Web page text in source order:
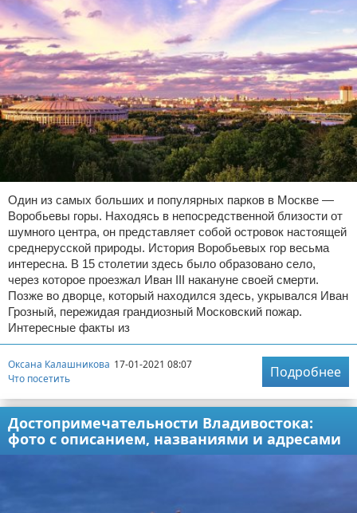
Один из самых больших и популярных парков в Москве —
Воробьевы горы. Находясь в непосредственной близости от
шумного центра, он представляет собой островок настоящей
среднерусской природы. История Воробьевых гор весьма
интересна. В 15 столетии здесь было образовано село,
через которое проезжал Иван III накануне своей смерти.
Позже во дворце, который находился здесь, укрывался Иван
Грозный, пережидая грандиозный Московский пожар.
Интересные факты из
Оксана Калашникова 17-01-2021 08:07
Что посетить
Подробнее
Достопримечательности Владивостока:
фото с описанием, названиями и адресами